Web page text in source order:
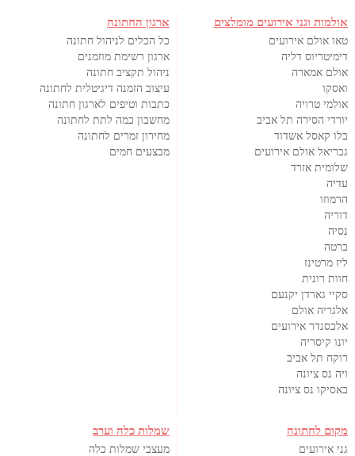
אולמות וגני אירועים מומלצים
טאו אולם אירועים
דימיטריוס דליה
אולם אמארה
ואסקו
אולמי טרויה
יורדי הסירה תל אביב
בלו קאסל אשדוד
גבריאל אולם אירועים
שלומית אזרד
עדיה
הרמוזו
דוריה
נסיה
ברטה
ליז מרטינז
חוות רונית
סקיי גארדן יקנעם
אלגריה אולם
אלכסנדר אירועים
יונו קיסריה
רוקח תל אביב
ויה נס ציונה
באסיקו נס ציונה
ארגון החתונה
כל הכלים לניהול חתונה
ארגון רשימת מוזמנים
ניהול תקציב חתונה
עיצוב הזמנה דיגיטלית לחתונה
כתבות וטיפים לארגון חתונה
מחשבון כמה לתת לחתונה
מחירון זמרים לחתונה
מבצעים חמים
מקום לחתונה
גני אירועים
שמלות כלה וערב
מעצבי שמלות כלה